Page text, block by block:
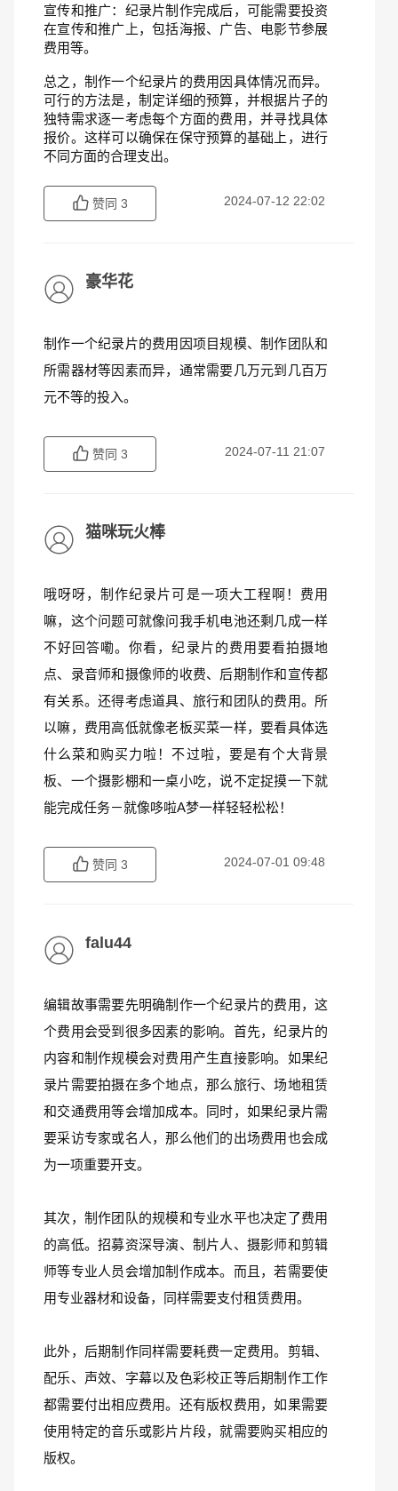
宣传和推广：纪录片制作完成后，可能需要投资
在宣传和推广上，包括海报、广告、电影节参展
费用等。
总之，制作一个纪录片的费用因具体情况而异。
可行的方法是，制定详细的预算，并根据片子的
独特需求逐一考虑每个方面的费用，并寻找具体
报价。这样可以确保在保守预算的基础上，进行
不同方面的合理支出。
赞同 3 2024-07-12 22:02
豪华花
制作一个纪录片的费用因项目规模、制作团队和
所需器材等因素而异，通常需要几万元到几百万
元不等的投入。
赞同 3 2024-07-11 21:07
猫咪玩火棒
哦呀呀，制作纪录片可是一项大工程啊！费用
嘛，这个问题可就像问我手机电池还剩几成一样
不好回答嘞。你看，纪录片的费用要看拍摄地
点、录音师和摄像师的收费、后期制作和宣传都
有关系。还得考虑道具、旅行和团队的费用。所
以嘛，费用高低就像老板买菜一样，要看具体选
什么菜和购买力啦！不过啦，要是有个大背景
板、一个摄影棚和一桌小吃，说不定捉摸一下就
能完成任务－就像哆啦A梦一样轻轻松松！
赞同 3 2024-07-01 09:48
falu44
编辑故事需要先明确制作一个纪录片的费用，这
个费用会受到很多因素的影响。首先，纪录片的
内容和制作规模会对费用产生直接影响。如果纪
录片需要拍摄在多个地点，那么旅行、场地租赁
和交通费用等会增加成本。同时，如果纪录片需
要采访专家或名人，那么他们的出场费用也会成
为一项重要开支。
其次，制作团队的规模和专业水平也决定了费用
的高低。招募资深导演、制片人、摄影师和剪辑
师等专业人员会增加制作成本。而且，若需要使
用专业器材和设备，同样需要支付租赁费用。
此外，后期制作同样需要耗费一定费用。剪辑、
配乐、声效、字幕以及色彩校正等后期制作工作
都需要付出相应费用。还有版权费用，如果需要
使用特定的音乐或影片片段，就需要购买相应的
版权。